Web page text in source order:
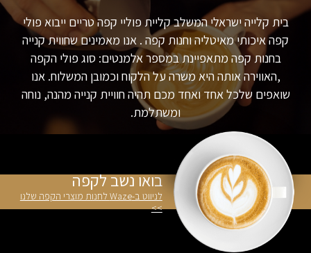
בית קלייה ישראלי המשלב קליית פוליי קפה טריים ייבוא פולי
קפה איכותי מאיטליה וחנות קפה . אנו מאמינים שחווית קנייה
בחנות קפה מתאפיינת במספר אלמנטים: סוג פולי הקפה
,האווירה אותה היא משרה על הלקוח וכמובן המשלוח. אנו
שואפים שלכל אחד ואחד מכם תהיה חוויית קנייה מהנה, נוחה
ומשתלמת.
בואו נשב לקפה
לניווט ב-Waze לחנות מוצרי הקפה שלנו
>>